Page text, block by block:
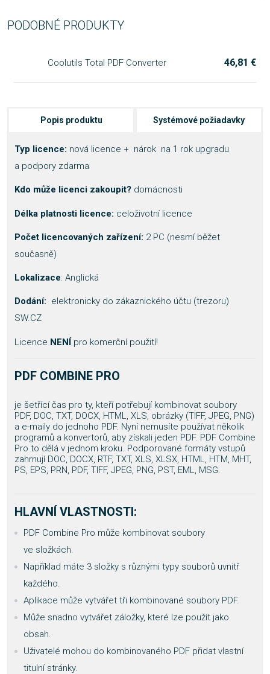
PODOBNÉ PRODUKTY
Coolutils Total PDF Converter 46,81 €
Popis produktu Systémové požiadavky
Typ licence: nová licence + nárok na 1 rok upgradu
a podpory zdarma
Kdo může licenci zakoupit? domácnosti
Délka platnosti licence: celoživotní licence
Počet licencovaných zařízení: 2 PC (nesmí běžet
současně)
Lokalizace: Anglická
Dodání: elektronicky do zákaznického účtu (trezoru)
SW.CZ
Licence NENÍ pro komerční použití!
PDF COMBINE PRO
je šetřící čas pro ty, kteří potřebují kombinovat soubory
PDF, DOC, TXT, DOCX, HTML, XLS, obrázky (TIFF, JPEG, PNG)
a e-maily do jednoho PDF. Nyní nemusíte používat několik
programů a konvertorů, aby získali jeden PDF. PDF Combine
Pro to dělá v jednom kroku. Podporované formáty vstupů
zahrnují DOC, DOCX, RTF, TXT, XLS, XLSX, HTML, HTM, MHT,
PS, EPS, PRN, PDF, TIFF, JPEG, PNG, PST, EML, MSG.
HLAVNÍ VLASTNOSTI:
PDF Combine Pro může kombinovat soubory
ve složkách.
Například máte 3 složky s různými typy souborů uvnitř
každého.
Aplikace může vytvářet tři kombinované soubory PDF.
Může snadno vytvářet záložky, které lze použít jako
obsah.
Uživatelé mohou do kombinovaného PDF přidat vlastní
titulní stránky.